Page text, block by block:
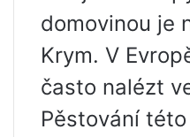
domovinou je
Krym. V
často nalézt
Pěstování